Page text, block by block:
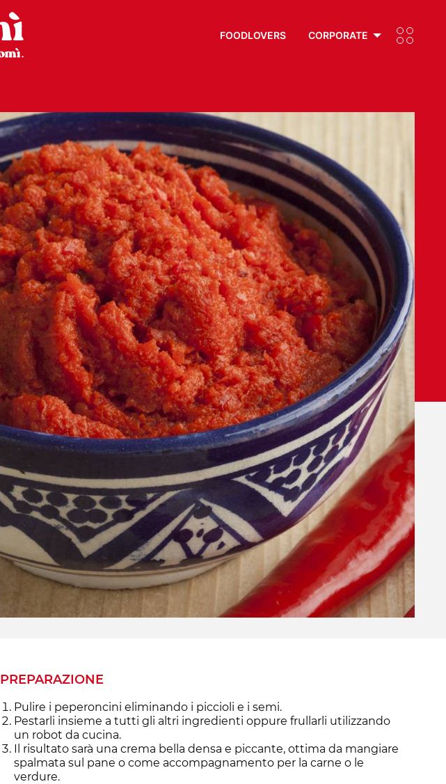
FOODLOVERS CORPORATE
PREPARAZIONE
Pulire i peperoncini eliminando i piccioli e i semi.
Pestarli insieme a tutti gli altri ingredienti oppure frullarli utilizzando
un robot da cucina.
Il risultato sarà una crema bella densa e piccante, ottima da mangiare
spalmata sul pane o come accompagnamento per la carne o le
verdure.